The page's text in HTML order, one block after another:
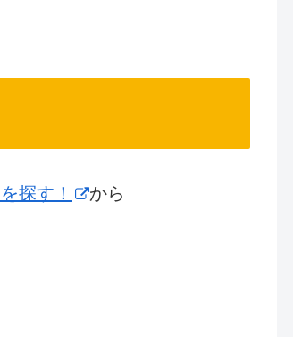
探す！
から